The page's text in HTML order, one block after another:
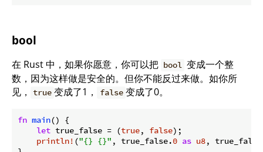
bool
在 Rust 中，如果你愿意，你可以把 bool 变成一个整
数，因为这样做是安全的。但你不能反过来做。如你所
见，
true 变成了1， false 变成了0。
fn main() {
let true_false = (true, false);
println! ("{} {}" , true_false.0 as u8,